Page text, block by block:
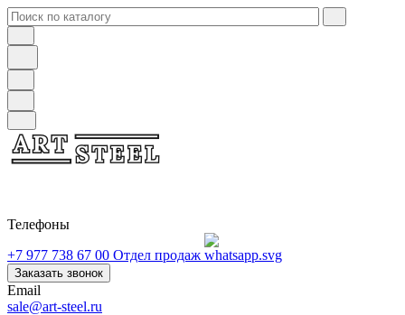
Телефоны
+7 977 738 67 00 Отдел продаж
Заказать звонок
Email
sale@art-steel.ru